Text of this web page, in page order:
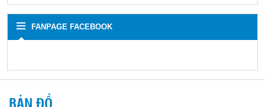
FANPAGE FACEBOOK
BẢN ĐỒ